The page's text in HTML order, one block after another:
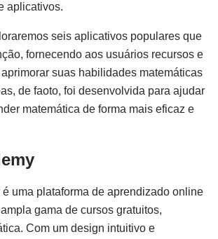
aplicativos.
seis aplicativos populares que
fornecendo aos usuários recursos e
suas habilidades matemáticas
de faoto, foi desenvolvida para ajudar
matemática de forma mais eficaz e
uma plataforma de aprendizado online
gama de cursos gratuitos,
Com um design intuitivo e